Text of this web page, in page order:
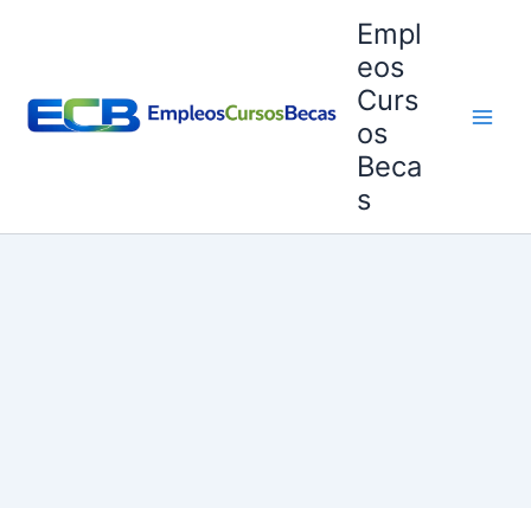
Empl
eos
Curs
os
Beca
s